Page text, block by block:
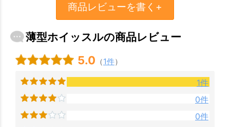
商品レビューを書く+
薄型ホイッスルの商品レビュー
5.0 （1件）
1件
0件
0件